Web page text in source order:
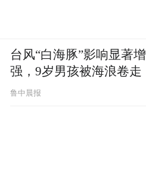
台风“白海豚”影响显著增
强，9岁男孩被海浪卷走
鲁中晨报